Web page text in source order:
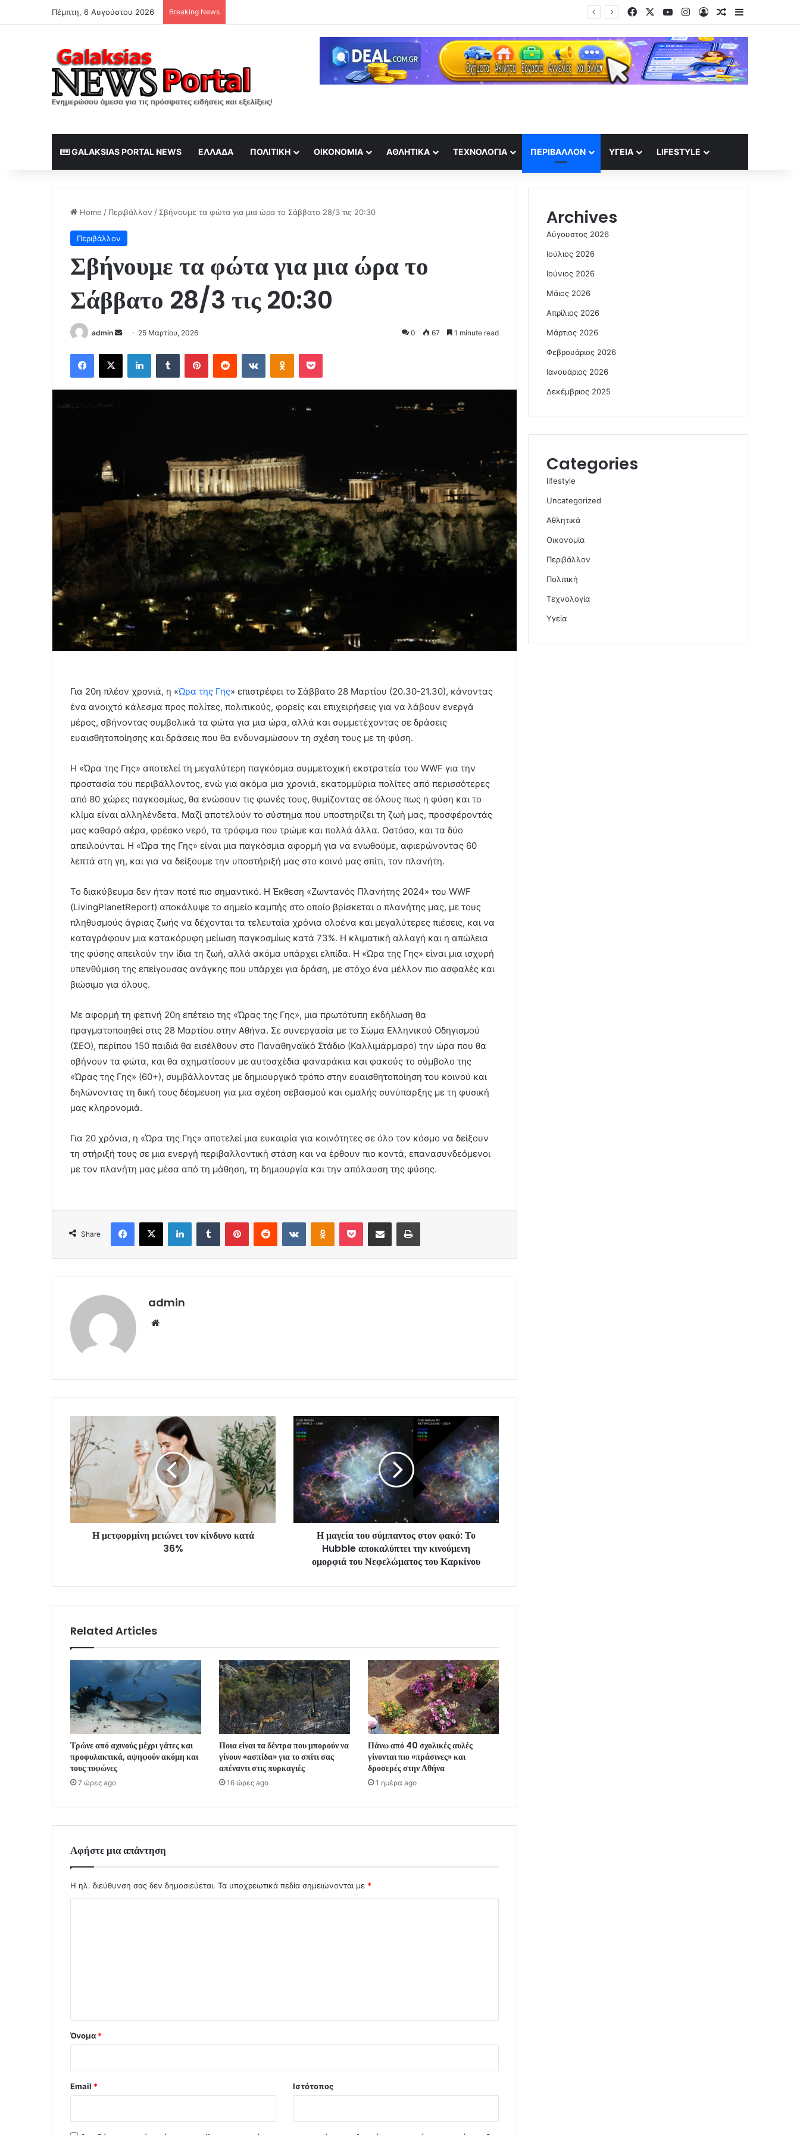
Πέμπτη, 6 Αυγούστου 2026 Breaking News FacebookYouTubeInstagram
Log InRandom Article
Sidebar
GALAKSIAS PORTAL NEWS ΕΛΛΆΔΑ ΠΟΛΙΤΙΚΉ ΟΙΚΟΝΟΜΊΑ ΑΘΛΗΤΙΚΆ ΤΕΧΝΟΛΟΓΊΑ ΠΕΡΙΒΆΛΛΟΝ ΥΓΕΊΑ LIFESTYLE
Home / Περιβάλλον / Σβήνουμε τα φώτα για μια ώρα το Σάββατο 28/3 τις 20:30
Περιβάλλον
Σβήνουμε τα φώτα για μια ώρα το
Σάββατο 28/3 τις 20:30
admin
Send
email
25 Μαρτίου, 2026 0 67 1 minute read
Facebook
X LinkedInTumblr PinterestReddit VKontakteOdnoklassniki
Pocket
Για 20η πλέον χρονιά, η «Ώρα της Γης» επιστρέφει το Σάββατο 28 Μαρτίου (20.30-21.30), κάνοντας
ένα ανοιχτό κάλεσμα προς πολίτες, πολιτικούς, φορείς και επιχειρήσεις για να λάβουν ενεργά
μέρος, σβήνοντας συμβολικά τα φώτα για μια ώρα, αλλά και συμμετέχοντας σε δράσεις
ευαισθητοποίησης και δράσεις που θα ενδυναμώσουν τη σχέση τους με τη φύση.
Η «Ώρα της Γης» αποτελεί τη μεγαλύτερη παγκόσμια συμμετοχική εκστρατεία του WWF για την
προστασία του περιβάλλοντος, ενώ για ακόμα μια χρονιά, εκατομμύρια πολίτες από περισσότερες
από 80 χώρες παγκοσμίως, θα ενώσουν τις φωνές τους, θυμίζοντας σε όλους πως η φύση και το
κλίμα είναι αλληλένδετα. Μαζί αποτελούν το σύστημα που υποστηρίζει τη ζωή μας, προσφέροντάς
μας καθαρό αέρα, φρέσκο νερό, τα τρόφιμα που τρώμε και πολλά άλλα. Ωστόσο, και τα δύο
απειλούνται. Η «Ώρα της Γης» είναι μια παγκόσμια αφορμή για να ενωθούμε, αφιερώνοντας 60
λεπτά στη γη, και για να δείξουμε την υποστήριξή μας στο κοινό μας σπίτι, τον πλανήτη.
Το διακύβευμα δεν ήταν ποτέ πιο σημαντικό. Η Έκθεση «Ζωντανός Πλανήτης 2024» του WWF
(LivingPlanetReport) αποκάλυψε το σημείο καμπής στο οποίο βρίσκεται ο πλανήτης μας, με τους
πληθυσμούς άγριας ζωής να δέχονται τα τελευταία χρόνια ολοένα και μεγαλύτερες πιέσεις, και να
καταγράφουν μια κατακόρυφη μείωση παγκοσμίως κατά 73%. Η κλιματική αλλαγή και η απώλεια
της φύσης απειλούν την ίδια τη ζωή, αλλά ακόμα υπάρχει ελπίδα. Η «Ώρα της Γης» είναι μια ισχυρή
υπενθύμιση της επείγουσας ανάγκης που υπάρχει για δράση, με στόχο ένα μέλλον πιο ασφαλές και
βιώσιμο για όλους.
Με αφορμή τη φετινή 20η επέτειο της «Ώρας της Γης», μια πρωτότυπη εκδήλωση θα
πραγματοποιηθεί στις 28 Μαρτίου στην Αθήνα. Σε συνεργασία με το Σώμα Ελληνικού Οδηγισμού
(ΣΕΟ), περίπου 150 παιδιά θα εισέλθουν στο Παναθηναϊκό Στάδιο (Καλλιμάρμαρο) την ώρα που θα
σβήνουν τα φώτα, και θα σχηματίσουν με αυτοσχέδια φαναράκια και φακούς το σύμβολο της
«Ώρας της Γης» (60+), συμβάλλοντας με δημιουργικό τρόπο στην ευαισθητοποίηση του κοινού και
δηλώνοντας τη δική τους δέσμευση για μια σχέση σεβασμού και ομαλής συνύπαρξης με τη φυσική
μας κληρονομιά.
Για 20 χρόνια, η «Ώρα της Γης» αποτελεί μια ευκαιρία για κοινότητες σε όλο τον κόσμο να δείξουν
τη στήριξή τους σε μια ενεργή περιβαλλοντική στάση και να έρθουν πιο κοντά, επανασυνδεόμενοι
με τον πλανήτη μας μέσα από τη μάθηση, τη δημιουργία και την απόλαυση της φύσης.
Share
Facebook
X LinkedInTumblr PinterestReddit VKontakteOdnoklassniki
Pocket Share via Email Print
admin
Η μετφορμίνη μειώνει τον κίνδυνο κατά
36%
Η μαγεία του σύμπαντος στον φακό: Το
Hubble αποκαλύπτει την κινούμενη
ομορφιά του Νεφελώματος του Καρκίνου
Related Articles
Τρώνε από αχινούς μέχρι γάτες και
προφυλακτικά, αψηφούν ακόμη και
τους τυφώνες
7 ώρες ago
Ποια είναι τα δέντρα που μπορούν να
γίνουν «ασπίδα» για το σπίτι σας
απέναντι στις πυρκαγιές
16 ώρες ago
Πάνω από 40 σχολικές αυλές
γίνονται πιο «πράσινες» και
δροσερές στην Αθήνα
1 ημέρα ago
Αφήστε μια απάντηση
Η ηλ. διεύθυνση σας δεν δημοσιεύεται. Τα υποχρεωτικά πεδία σημειώνονται με *
Όνομα *
Email * Ιστότοπος
Archives
Αύγουστος 2026
Ιούλιος 2026
Ιούνιος 2026
Μάιος 2026
Απρίλιος 2026
Μάρτιος 2026
Φεβρουάριος 2026
Ιανουάριος 2026
Δεκέμβριος 2025
Categories
lifestyle
Uncategorized
Αθλητικά
Οικονομία
Περιβάλλον
Πολιτική
Τεχνολογία
Υγεία